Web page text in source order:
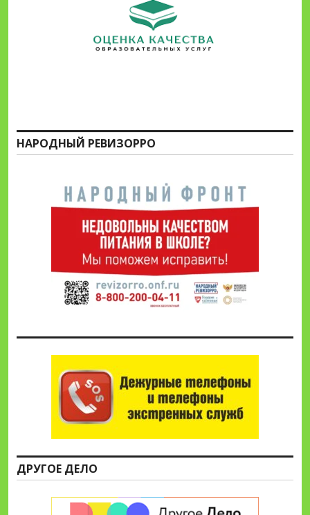
НАРОДНЫЙ РЕВИЗОРРО
ДРУГОЕ ДЕЛО